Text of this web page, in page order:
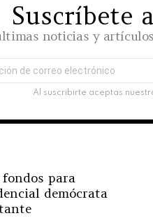
Suscríbete
noticias y
Al suscribirte aceptas
para
demócrata